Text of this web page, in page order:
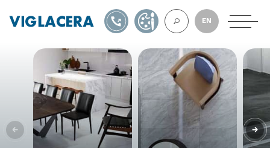
VỀ CHÚNG
EN
1900561582TỰ THIẾT KẾ